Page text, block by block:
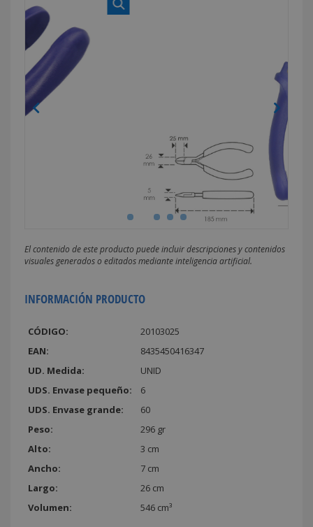
El contenido de este producto puede incluir descripciones y contenidos
visuales generados o editados mediante inteligencia artificial.
INFORMACIÓN PRODUCTO
CÓDIGO:
20103025
EAN:
8435450416347
UD. Medida:
UNID
UDS. Envase pequeño:
6
UDS. Envase grande:
60
Peso:
296 gr
Alto:
3 cm
Ancho:
7 cm
Largo:
26 cm
Volumen:
546 cm³